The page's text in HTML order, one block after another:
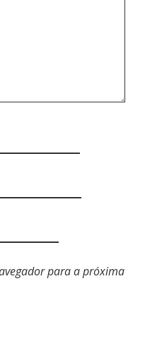
para a próxima